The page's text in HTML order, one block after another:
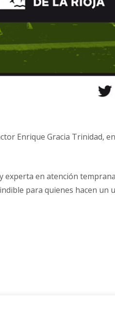
Enrique Gracia Trinidad,
experta en atención
para quienes hacen un